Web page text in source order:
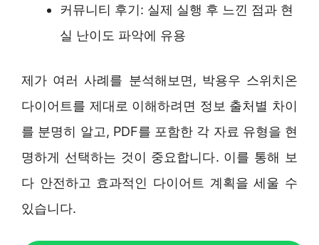
커뮤니티 후기: 실제 실행 후 느낀 점과 현
실 난이도 파악에 유용
제가 여러 사례를 분석해보면, 박용우 스위치온
다이어트를 제대로 이해하려면 정보 출처별 차이
를 분명히 알고, PDF를 포함한 각 자료 유형을 현
명하게 선택하는 것이 중요합니다. 이를 통해 보
다 안전하고 효과적인 다이어트 계획을 세울 수
있습니다.